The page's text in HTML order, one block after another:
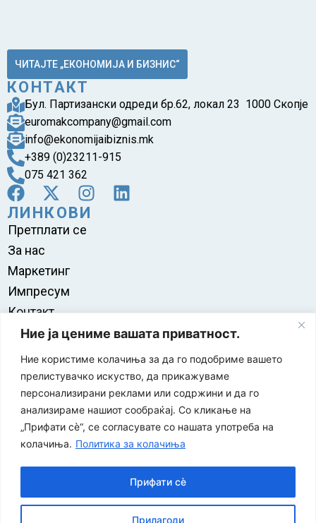
Ние ја цениме вашата приватност.
Ние користиме колачиња за да го подобриме вашето
прелистувачко искуство, да прикажуваме
персонализирани реклами или содржини и да го
анализираме нашиот сообраќај. Со кликање на
„Прифати сè“, се согласувате со нашата употреба на
колачиња. Политика за колачиња
Прилагоди
Прифати сè
ЧИТАЈТЕ „ЕКОНОМИЈА И БИЗНИС“
КОНТАКТ
Бул. Партизански одреди бр.62, локал 23 1000 Скопје
euromakcompany@gmail.com
info@ekonomijaibiznis.mk
+389 (0)23211-915
075 421 362
ЛИНКОВИ
Претплати се
За нас
Маркетинг
Импресум
Контакт
Правила на користење